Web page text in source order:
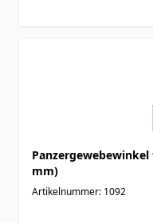
mm)
Artikelnummer: 1092